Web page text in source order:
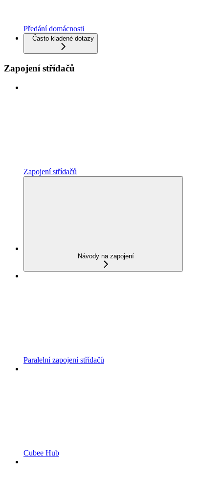
Předání domácnosti
Často kladené dotazy
Zapojení střídačů
Zapojení střídačů
Návody na zapojení
Paralelní zapojení střídačů
Cubee Hub